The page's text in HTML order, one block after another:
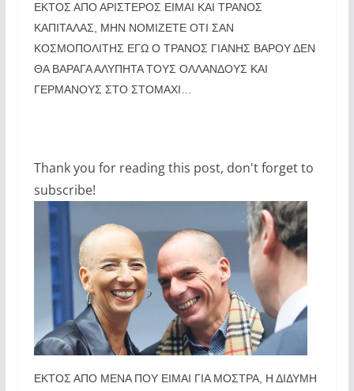
ΕΚΤΟΣ ΑΠΟ ΑΡΙΣΤΕΡΟΣ ΕΙΜΑΙ ΚΑΙ ΤΡΑΝΟΣ
ΚΑΠΙΤΑΛΑΣ, ΜΗΝ ΝΟΜΙΖΕΤΕ ΟΤΙ ΣΑΝ
ΚΟΣΜΟΠΟΛΙΤΗΣ ΕΓΩ Ο ΤΡΑΝΟΣ ΓΙΑΝΗΣ ΒΑΡΟΥ ΔΕΝ
ΘΑ ΒΑΡΑΓΑ ΑΛΥΠΗΤΑ ΤΟΥΣ ΟΛΛΑΝΔΟΥΣ ΚΑΙ
ΓΕΡΜΑΝΟΥΣ ΣΤΟ ΣΤΟΜΑΧΙ…
Thank you for reading this post, don't forget to
subscribe!
ΕΚΤΟΣ ΑΠΟ ΜΕΝΑ ΠΟΥ ΕΙΜΑΙ ΓΙΑ ΜΟΣΤΡΑ, Η ΔΙΔΥΜΗ